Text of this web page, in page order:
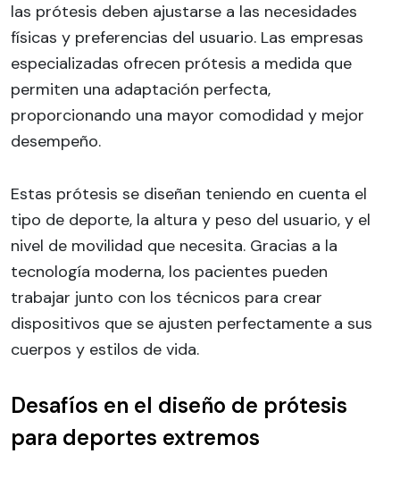
las prótesis deben ajustarse a las necesidades
físicas y preferencias del usuario. Las empresas
especializadas ofrecen prótesis a medida que
permiten una adaptación perfecta,
proporcionando una mayor comodidad y mejor
desempeño.
Estas prótesis se diseñan teniendo en cuenta el
tipo de deporte, la altura y peso del usuario, y el
nivel de movilidad que necesita. Gracias a la
tecnología moderna, los pacientes pueden
trabajar junto con los técnicos para crear
dispositivos que se ajusten perfectamente a sus
cuerpos y estilos de vida.
Desafíos en el diseño de prótesis
para deportes extremos